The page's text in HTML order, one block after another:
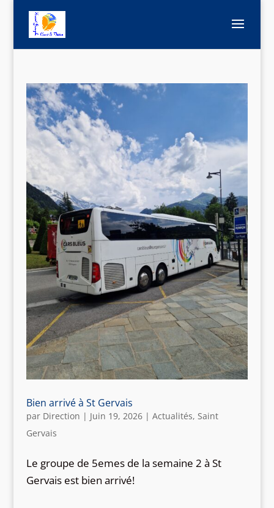
Bien arrivé à St Gervais
par Direction | Juin 19, 2026| Actualités, Saint
Gervais
Le groupe de 5emes de la semaine 2 à St
Gervais est bien arrivé!